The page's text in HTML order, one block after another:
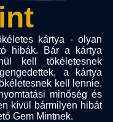
kártya - olyan
hibák. Bár a kártya
kell tökéletesnek
a kártya
kell lennie.
minőség és
kívül bármilyen hibát
Gem Mintnek.